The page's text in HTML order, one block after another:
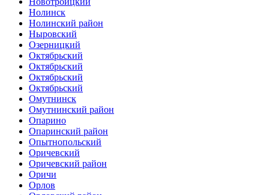
Нолинск
Нолинский район
Ныровский
Озерницкий
Октябрьский
Октябрьский
Октябрьский
Октябрьский
Омутнинск
Омутнинский район
Опарино
Опаринский район
Опытнопольский
Оричевский
Оричевский район
Оричи
Орлов